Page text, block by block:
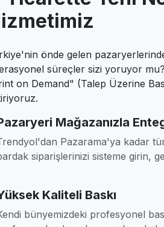
önde gelen
süreçler sizi yoruyor mu?
on Demand" (Talep Üzerine
Mağazanızla
Pazarama'ya kadar
siparişlerinizi sisteme girin,
Kaliteli Baskı
bünyemizdeki profesyonel